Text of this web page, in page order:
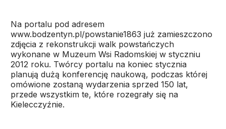
Na portalu pod adresem
www.bodzentyn.pl/powstanie1863 już zamieszczono
zdjęcia z rekonstrukcji walk powstańczych
wykonane w Muzeum Wsi Radomskiej w styczniu
2012 roku. Twórcy portalu na koniec stycznia
planują dużą konferencję naukową, podczas której
omówione zostaną wydarzenia sprzed 150 lat,
przede wszystkim te, które rozegrały się na
Kielecczyźnie.